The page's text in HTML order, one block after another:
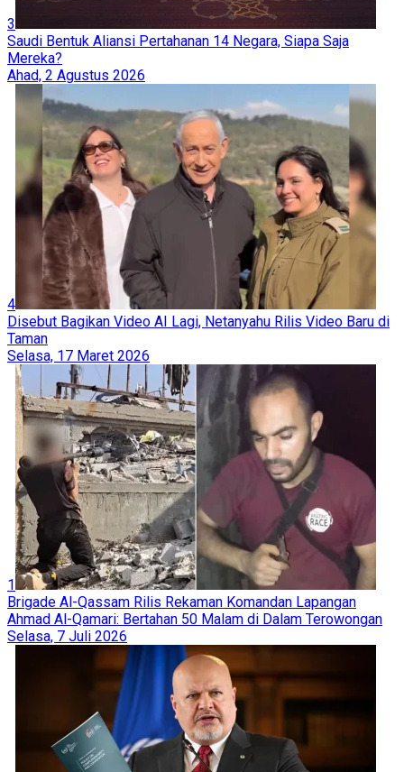
3
Saudi Bentuk Aliansi Pertahanan 14 Negara, Siapa Saja
Mereka?
Ahad, 2 Agustus 2026
4
Disebut Bagikan Video AI Lagi, Netanyahu Rilis Video Baru di
Taman
Selasa, 17 Maret 2026
1
Brigade Al-Qassam Rilis Rekaman Komandan Lapangan
Ahmad Al-Qamari: Bertahan 50 Malam di Dalam Terowongan
Selasa, 7 Juli 2026